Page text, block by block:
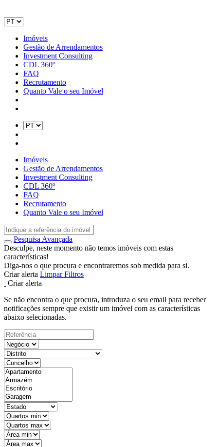
Imóveis
Gestão de Arrendamentos
Investment Consulting
CDL 360º
FAQ
Recrutamento
Quanto Vale o seu Imóvel
Imóveis
Gestão de Arrendamentos
Investment Consulting
CDL 360º
FAQ
Recrutamento
Quanto Vale o seu Imóvel
Pesquisa Avançada
Desculpe, neste momento não temos imóveis com estas
características!
Diga-nos o que procura e encontraremos sob medida para si.
Criar alerta Limpar Filtros
Criar alerta
Se não encontra o que procura, introduza o seu email para receber
notificações sempre que existir um imóvel com as características
abaixo selecionadas.